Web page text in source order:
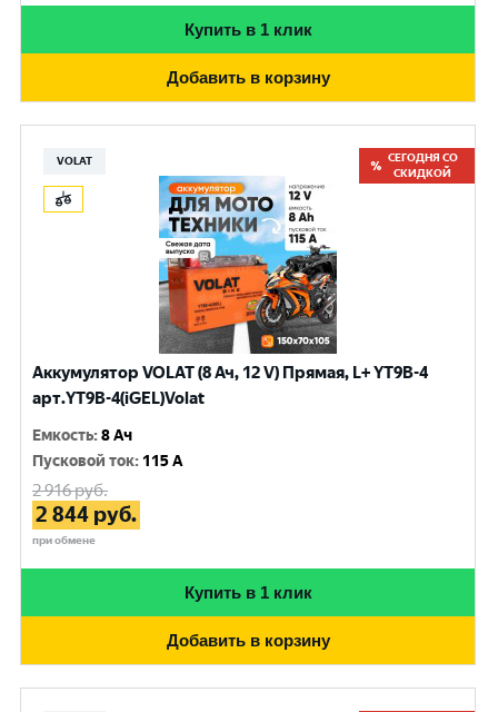
Купить в 1 клик
Добавить в корзину
VOLAT
СЕГОДНЯ СО
СКИДКОЙ
Аккумулятор VOLAT (8 Ач, 12 V) Прямая, L+ YT9B-4
арт.YT9B-4(iGEL)Volat
Емкость:8 Ач
Пусковой ток: 115 A
2 916руб.
2 844 руб.
при обмене
Купить в 1 клик
Добавить в корзину